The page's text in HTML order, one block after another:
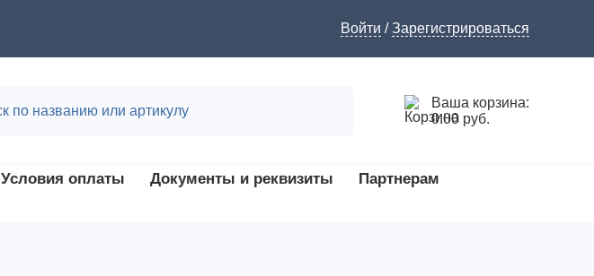
Войти /Зарегистрироваться
Ваша корзина:
0.00 руб.
Условия оплаты Документы и реквизиты
Партнерам